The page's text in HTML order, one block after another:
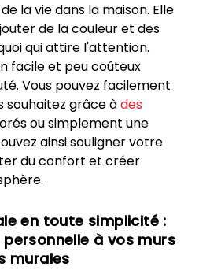
la vie dans la maison. Elle
de la couleur et des
qui attire l'attention.
facile et peu coûteux
Vous pouvez facilement
souhaitez grâce àdes
ou simplement une
ainsi souligner votre
du confort et créer
en toute simplicité :
à vos murs
murales